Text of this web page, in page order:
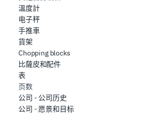
溫度計
电子秤
手推車
貨架
Chopping blocks
比薩皮和配件
表
页数
公司 - 公司历史
公司 - 愿景和目标